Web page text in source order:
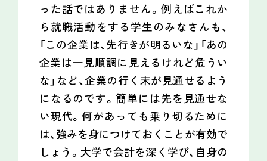
った話ではありません。例えばこれか
ら就職活動をする学生のみなさんも、
「この企業は、先行きが明るいな」「あの
企業は一見順調に見えるけれど危うい
な」など、企業の行く末が見通せるよう
になるのです。簡単には先を見通せな
い現代。何があっても乗り切るために
は、強みを身につけておくことが有効で
しょう。大学で会計を深く学び、自身の